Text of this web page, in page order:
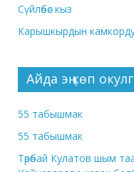
Сүйлөбөс кыз
Карышкырдын
Айда эң көп
55 табышмак
55 табышмак
Төрөбай Кулатов шым